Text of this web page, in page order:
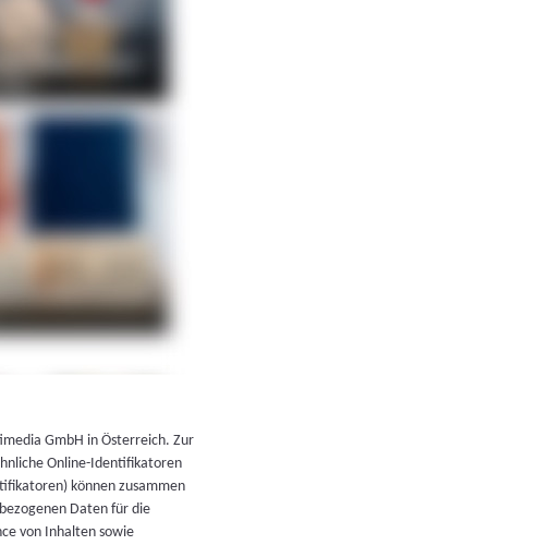
GmbH in Österreich. Zur
Online-Identifikatoren
können zusammen
Daten für die
von Inhalten sowie